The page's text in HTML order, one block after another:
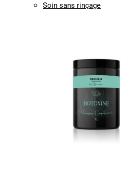
Soin sans rinçage